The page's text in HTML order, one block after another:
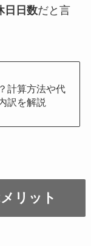
日日数だと言
計算方法や代
訳を解説
リット